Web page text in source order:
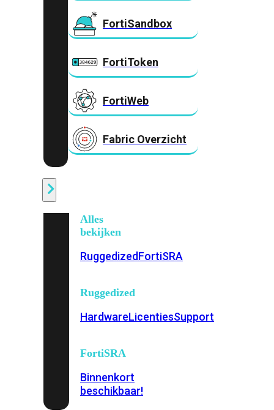
FortiSandbox
FortiToken
FortiWeb
Fabric Overzicht
Alles
bekijken
RuggedizedFortiSRA
Ruggedized
HardwareLicentiesSupport
FortiSRA
Binnenkort
beschikbaar!